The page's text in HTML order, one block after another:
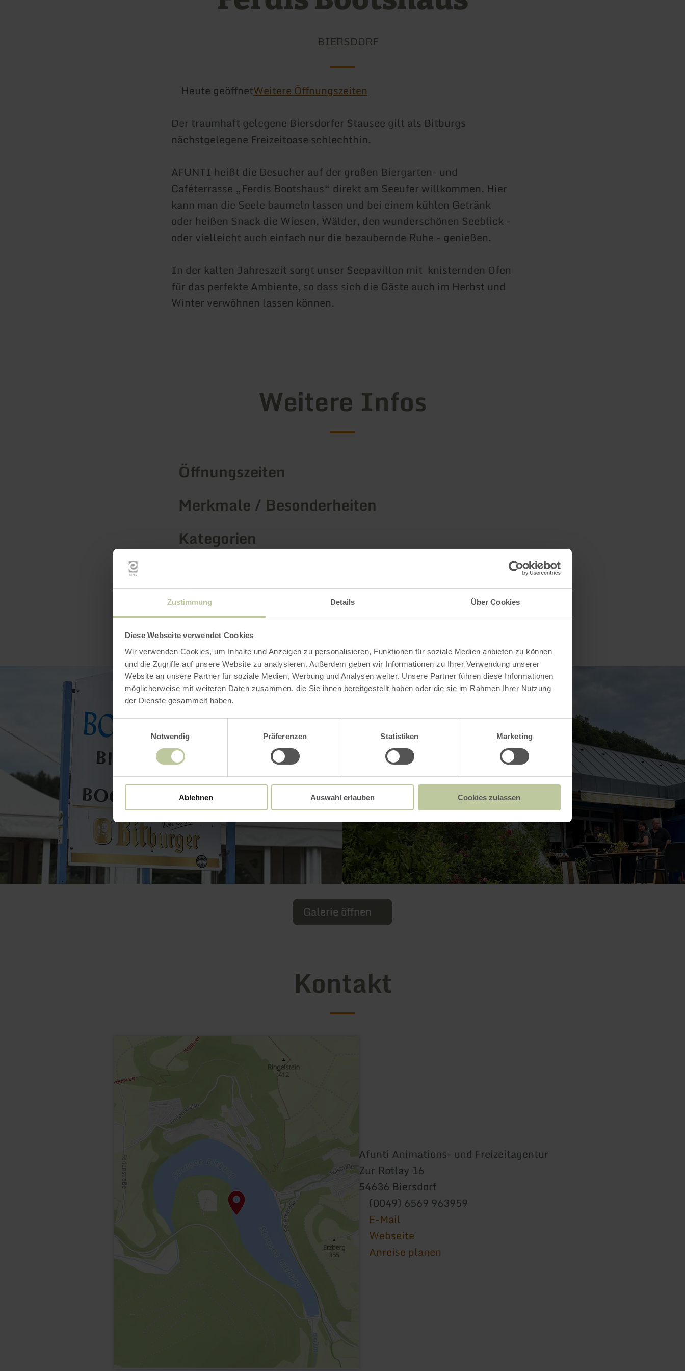
Zustimmung Details Über Cookies
Diese Webseite verwendet Cookies
Wir verwenden Cookies, um Inhalte und Anzeigen zu personalisieren, Funktionen für soziale Medien anbieten zu können
und die Zugriffe auf unsere Website zu analysieren. Außerdem geben wir Informationen zu Ihrer Verwendung unserer
Website an unsere Partner für soziale Medien, Werbung und Analysen weiter. Unsere Partner führen diese Informationen
möglicherweise mit weiteren Daten zusammen, die Sie ihnen bereitgestellt haben oder die sie im Rahmen Ihrer Nutzung
der Dienste gesammelt haben.
Einwilligungsauswahl
Notwendig
Präferenzen Statistiken Marketing
Ablehnen Auswahl erlauben Cookies zulassen
BIERSDORF
Heute geöffnetWeitere Öffnungszeiten
Der traumhaft gelegene Biersdorfer Stausee gilt als Bitburgs
nächstgelegene Freizeitoase schlechthin.
AFUNTI heißt die Besucher auf der großen Biergarten- und
Caféterrasse „Ferdis Bootshaus“ direkt am Seeufer willkommen. Hier
kann man die Seele baumeln lassen und bei einem kühlen Getränk
oder heißen Snack die Wiesen, Wälder, den wunderschönen Seeblick -
oder vielleicht auch einfach nur die bezaubernde Ruhe - genießen.
In der kalten Jahreszeit sorgt unser Seepavillon mit knisternden Ofen
für das perfekte Ambiente, so dass sich die Gäste auch im Herbst und
Winter verwöhnen lassen können.
Weitere Infos
Öffnungszeiten
Merkmale / Besonderheiten
Kategorien
Impressionen
Galerie öffnen
Kontakt
Afunti Animations- und Freizeitagentur
Zur Rotlay 16
54636 Biersdorf
(0049) 6569 963959
E-Mail
Webseite
Anreise planen